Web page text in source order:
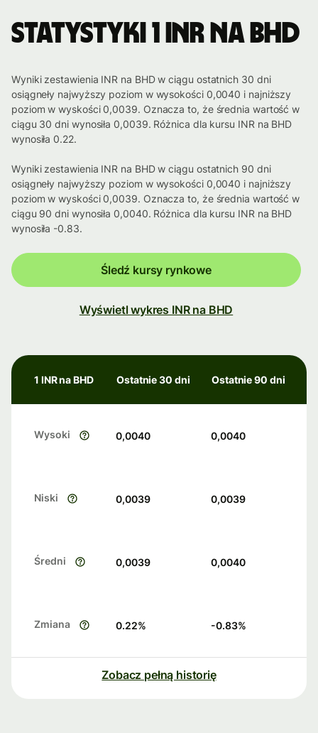
Statystyki 1 INR na BHD
Wyniki zestawienia INR na BHD w ciągu ostatnich 30 dni
osiągneły najwyższy poziom w wysokości 0,0040 i najniższy
poziom w wyskości 0,0039. Oznacza to, że średnia wartość w
ciągu 30 dni wynosiła 0,0039. Różnica dla kursu INR na BHD
wynosiła 0.22.
Wyniki zestawienia INR na BHD w ciągu ostatnich 90 dni
osiągneły najwyższy poziom w wysokości 0,0040 i najniższy
poziom w wyskości 0,0039. Oznacza to, że średnia wartość w
ciągu 90 dni wynosiła 0,0040. Różnica dla kursu INR na BHD
wynosiła -0.83.
Śledź kursy rynkowe
Wyświetl wykres INR na BHD
1 INR na BHD Ostatnie 30 dni Ostatnie 90 dni
Wysoki 0,0040 0,0040
Niski 0,0039 0,0039
Średni 0,0039 0,0040
Zmiana 0.22% -0.83%
Zobacz pełną historię